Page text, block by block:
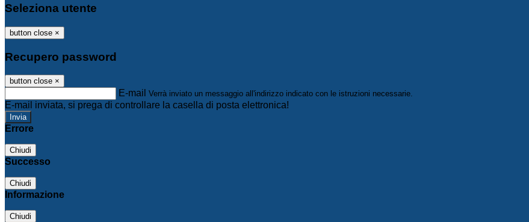
Seleziona utente
button close ×
Recupero password
button close ×
E-mail Verrà inviato un messaggio all'indirizzo indicato con le istruzioni necessarie.
E-mail inviata, si prega di controllare la casella di posta elettronica!
Errore
Chiudi
Successo
Chiudi
Informazione
Chiudi